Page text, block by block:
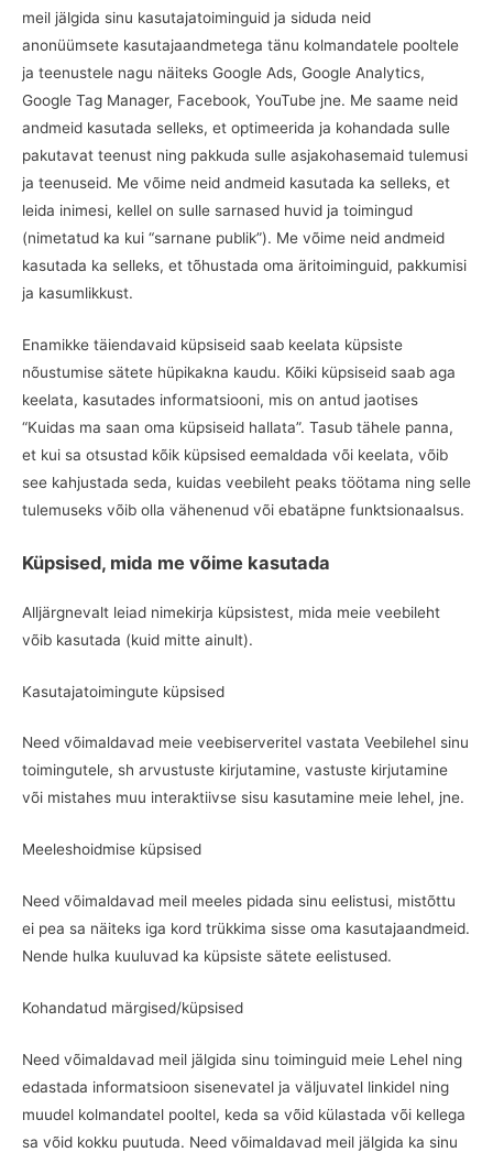
meil jälgida sinu kasutajatoiminguid ja siduda neid
anonüümsete kasutajaandmetega tänu kolmandatele pooltele
ja teenustele nagu näiteks Google Ads, Google Analytics,
Google Tag Manager, Facebook, YouTube jne. Me saame neid
andmeid kasutada selleks, et optimeerida ja kohandada sulle
pakutavat teenust ning pakkuda sulle asjakohasemaid tulemusi
ja teenuseid. Me võime neid andmeid kasutada ka selleks, et
leida inimesi, kellel on sulle sarnased huvid ja toimingud
(nimetatud ka kui “sarnane publik”). Me võime neid andmeid
kasutada ka selleks, et tõhustada oma äritoiminguid, pakkumisi
ja kasumlikkust.
Enamikke täiendavaid küpsiseid saab keelata küpsiste
nõustumise sätete hüpikakna kaudu. Kõiki küpsiseid saab aga
keelata, kasutades informatsiooni, mis on antud jaotises
“Kuidas ma saan oma küpsiseid hallata”. Tasub tähele panna,
et kui sa otsustad kõik küpsised eemaldada või keelata, võib
see kahjustada seda, kuidas veebileht peaks töötama ning selle
tulemuseks võib olla vähenenud või ebatäpne funktsionaalsus.
Küpsised, mida me võime kasutada
Alljärgnevalt leiad nimekirja küpsistest, mida meie veebileht
võib kasutada (kuid mitte ainult).
Kasutajatoimingute küpsised
Need võimaldavad meie veebiserveritel vastata Veebilehel sinu
toimingutele, sh arvustuste kirjutamine, vastuste kirjutamine
või mistahes muu interaktiivse sisu kasutamine meie lehel, jne.
Meeleshoidmise küpsised
Need võimaldavad meil meeles pidada sinu eelistusi, mistõttu
ei pea sa näiteks iga kord trükkima sisse oma kasutajaandmeid.
Nende hulka kuuluvad ka küpsiste sätete eelistused.
Kohandatud märgised/küpsised
Need võimaldavad meil jälgida sinu toiminguid meie Lehel ning
edastada informatsioon sisenevatel ja väljuvatel linkidel ning
muudel kolmandatel pooltel, keda sa võid külastada või kellega
sa võid kokku puutuda. Need võimaldavad meil jälgida ka sinu